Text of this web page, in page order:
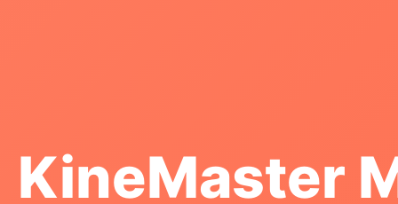
KineMaster